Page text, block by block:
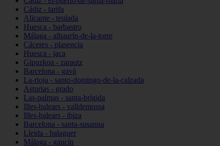
Cádiz - tarifa
Alicante - teulada
Huesca - barbastro
Málaga - alhaurín-de-la-torre
Cáceres - plasencia
Huesca - jaca
Gipuzkoa - zarautz
Barcelona - gavà
La-rioja - santo-domingo-de-la-calzada
Asturias - grado
Las-palmas - santa-brígida
Illes-balears - valldemossa
Illes-balears - ibiza
Barcelona - santa-susanna
Lleida - balaguer
Málaga - gaucín